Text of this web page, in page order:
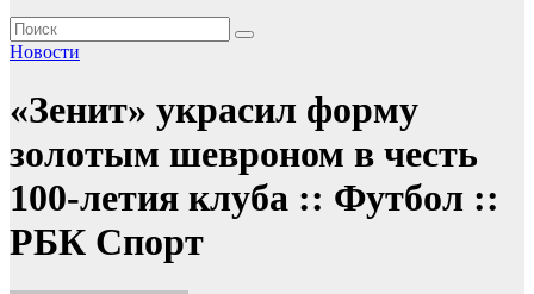
Новости
«Зенит» украсил форму
золотым шевроном в честь
100-летия клуба :: Футбол ::
РБК Спорт